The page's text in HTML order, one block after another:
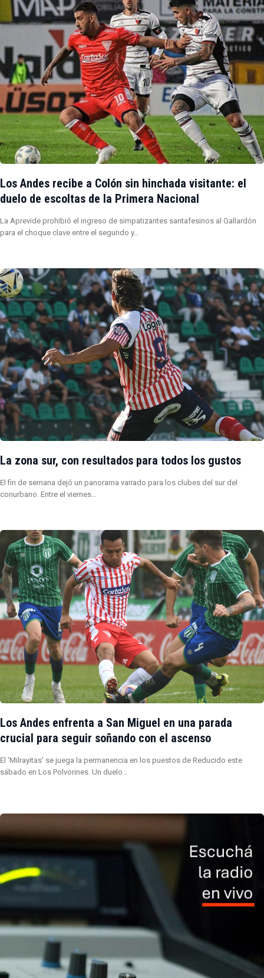
Los Andes recibe a Colón sin hinchada visitante: el
duelo de escoltas de la Primera Nacional
La Aprevide prohibió el ingreso de simpatizantes santafesinos al Gallardón
para el choque clave entre el segundo y…
La zona sur, con resultados para todos los gustos
El fin de semana dejó un panorama variado para los clubes del sur del
conurbano. Entre el viernes…
Los Andes enfrenta a San Miguel en una parada
crucial para seguir soñando con el ascenso
El ‘Milrayitas’ se juega la permanencia en los puestos de Reducido este
sábado en Los Polvorines. Un duelo…